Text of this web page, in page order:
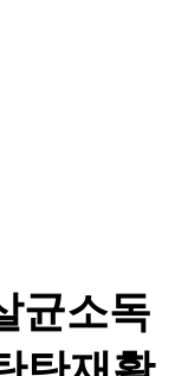
균소독